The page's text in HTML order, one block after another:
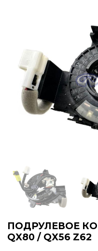
ПОДРУЛЕВОЕ
QX80 / QX56 Z62